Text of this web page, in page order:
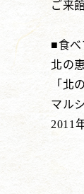
ご来
■食べ
北の
「北
マル
2011